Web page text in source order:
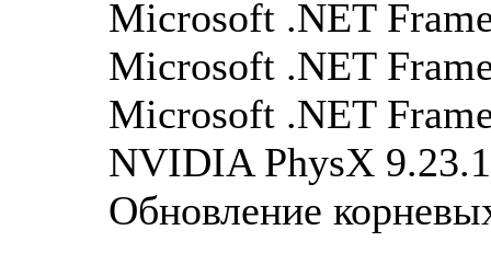
Microsoft .NET
Microsoft .NET
Microsoft .NET
NVIDIA PhysX
Обновление